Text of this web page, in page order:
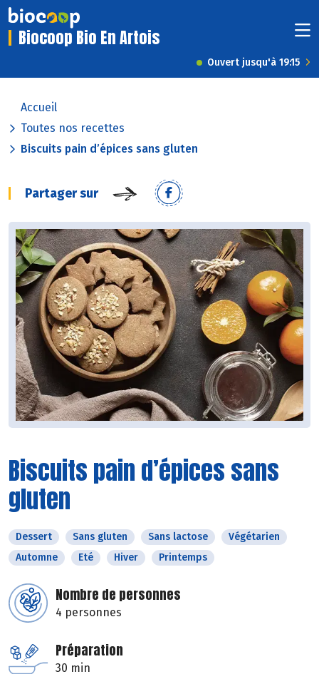
Biocoop Bio En Artois
Ouvert jusqu'à 19:15
Accueil
Toutes nos recettes
Biscuits pain d’épices sans gluten
Partager sur
Biscuits pain d’épices sans
gluten
Dessert Sans gluten Sans lactose
Végétarien
Automne
Eté Hiver Printemps
Nombre de personnes
4 personnes
Préparation
30 min